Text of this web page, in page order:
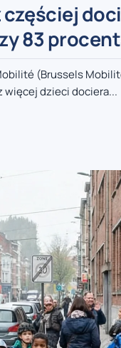
83
(Brussels
więcej dzieci dociera...